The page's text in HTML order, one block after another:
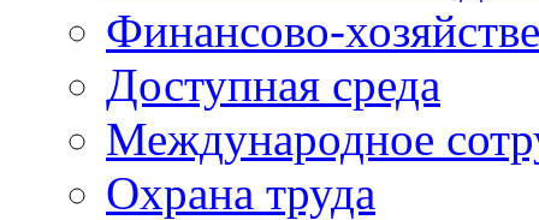
Финансово-
Доступная среда
Международное
Охрана труда